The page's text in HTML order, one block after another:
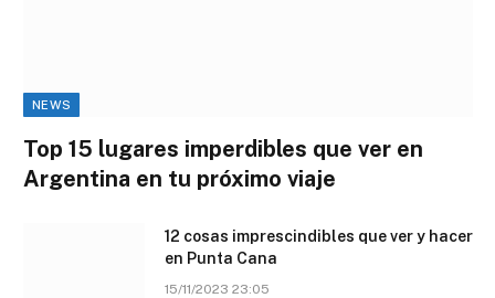
NEWS
Top 15 lugares imperdibles que ver en
Argentina en tu próximo viaje
12 cosas imprescindibles que ver y hacer
en Punta Cana
15/11/2023 23:05